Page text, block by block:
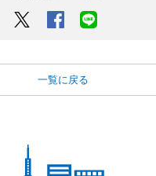
Twitter Facebook
一覧に戻る